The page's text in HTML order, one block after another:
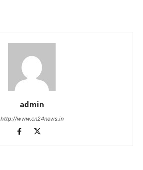
admin
http://www.cn24news.in